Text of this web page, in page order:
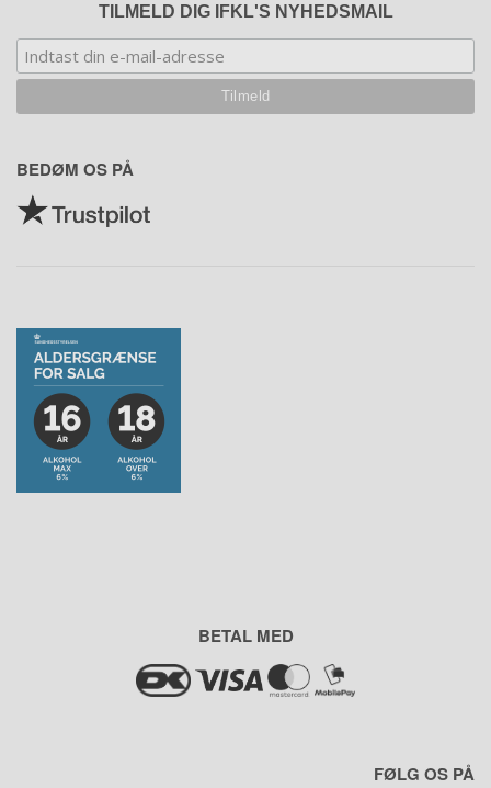
TILMELD DIG IFKL'S NYHEDSMAIL
BEDØM OS PÅ
BETAL MED
FØLG OS PÅ